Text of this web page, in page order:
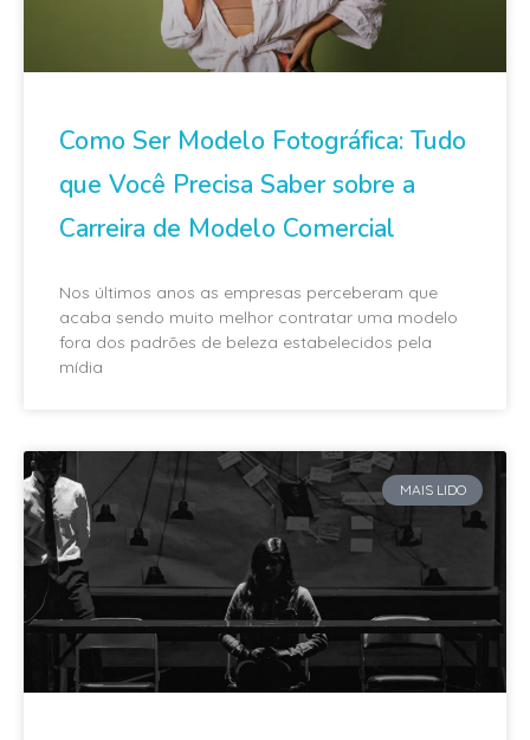
Como Ser Modelo Fotográfica: Tudo
que Você Precisa Saber sobre a
Carreira de Modelo Comercial
Nos últimos anos as empresas perceberam que
acaba sendo muito melhor contratar uma modelo
fora dos padrões de beleza estabelecidos pela
mídia
MAIS LIDO